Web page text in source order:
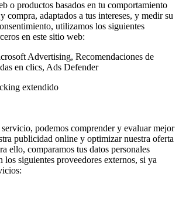
o productos basados en tu comportamiento
compra, adaptados a tus intereses, y medir su
utilizamos los siguientes
en este sitio web:
Advertising, Recomendaciones de
en clics, Ads Defender
extendido
servicio, podemos comprender y evaluar mejor
publicidad online y optimizar nuestra oferta
ello, comparamos tus datos personales
los siguientes proveedores externos, si ya